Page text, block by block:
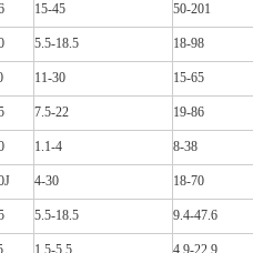
15-45 50-201
5.5-18.5 18-98
11-30 15-65
7.5-22 19-86
1.1-4 8-38
4-30 18-70
5.5-18.5 9.4-47.6
1.5-5.5 4.9-22.9